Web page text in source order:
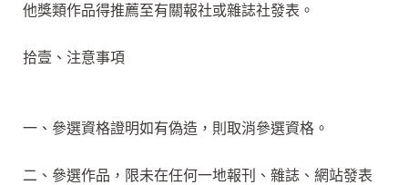
他獎類作品得推薦至有關報社或雜誌社發表。
拾壹、注意事項
一、參選資格證明如有偽造，則取消參選資格。
二、參選作品，限未在任何一地報刊、雜誌、網站發表